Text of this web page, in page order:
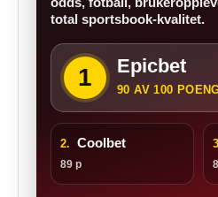
total sportsbook-kvalitet.
1 Epicbet
90 AV 100
2. Coolbet
89 p